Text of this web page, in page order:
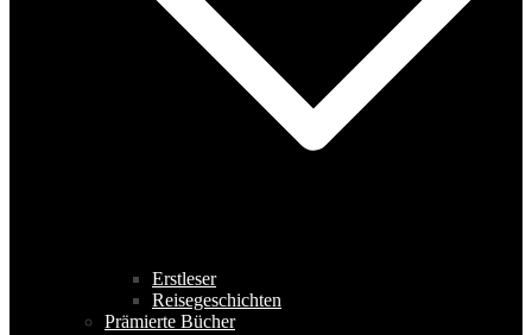
Erstleser
Reisegeschichten
Prämierte Bücher